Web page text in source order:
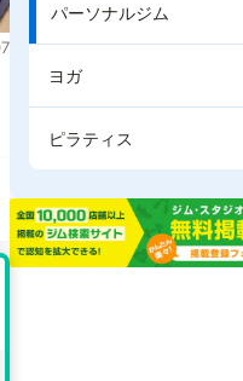
パーソナルジム
ヨガ
ピラティス